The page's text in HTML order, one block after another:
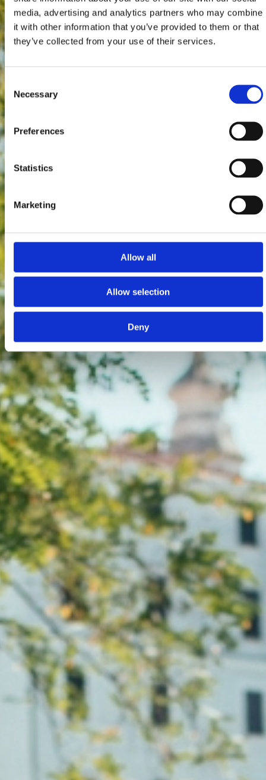
media, advertising and analytics partners who may combine
it with other information that you’ve provided to them or that
they’ve collected from your use of their services.
Consent
Selection
Necessary
Preferences
Statistics
Marketing
Allow all
Allow selection
Deny